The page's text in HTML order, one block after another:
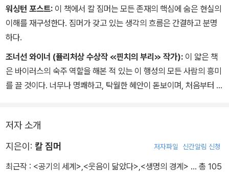
워싱턴 포스트: 이 책에서 칼 짐머는 모든 존재의 핵심에 숨은 현실의
이해를 재구성한다. 짐머가 갖고 있는 생각의 흐름은 간결하고 분명
하다.
조너선 와이너 (퓰리처상 수상작 ≪핀치의 부리≫ 작가): 이 얇은 책
은 바이러스의 숙주 역할을 해본 적 있는 이 행성의 모든 사람의 흥미
를 끌 것이다. 너무나 명쾌하고, 탁월한 혜안이 돋보이며, 처음부터 끝
들이라면 다 그렇게 감탄할 것이다.
저자 소개
지은이: 칼 짐머 저자파일 신간알림 신청
최근작 : <공기의 세계>,<웃음이 닮았다>,<생명의 경계> … 총 105